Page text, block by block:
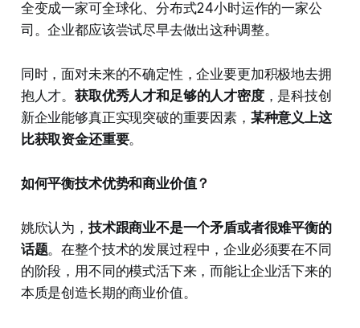
全变成一家可全球化、分布式24小时运作的一家公
司。企业都应该尝试尽早去做出这种调整。
同时，面对未来的不确定性，企业要更加积极地去拥
抱人才。获取优秀人才和足够的人才密度，是科技创
新企业能够真正实现突破的重要因素， 某种意义上这
比获取资金还重要。
如何平衡技术优势和商业价值？
姚欣认为， 技术跟商业不是一个矛盾或者很难平衡的
话题。在整个技术的发展过程中，企业必须要在不同
的阶段，用不同的模式活下来，而能让企业活下来的
本质是创造长期的商业价值。